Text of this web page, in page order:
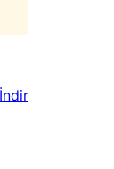
İndir